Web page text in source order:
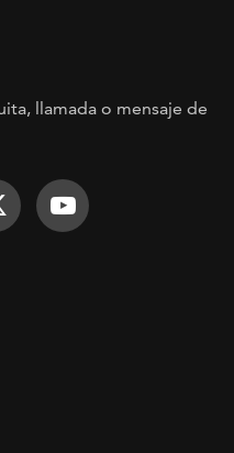
llamada o mensaje de
on Facebook
on
It TOGETHER on
Face ItFace It